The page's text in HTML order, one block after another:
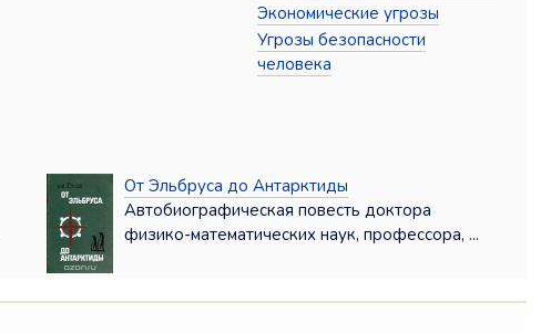
Экономические угрозы
Угрозы безопасности
человека
От Эльбруса до Антарктиды
Автобиографическая повесть доктора
физико-математических наук, профессора, ...